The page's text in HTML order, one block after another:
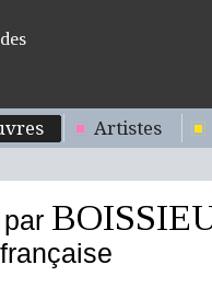
Artistes